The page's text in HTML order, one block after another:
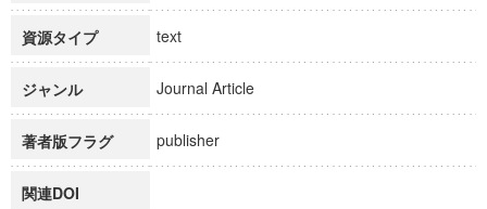
資源タイプ text
ジャンル Journal Article
著者版フラグ publisher
関連DOI